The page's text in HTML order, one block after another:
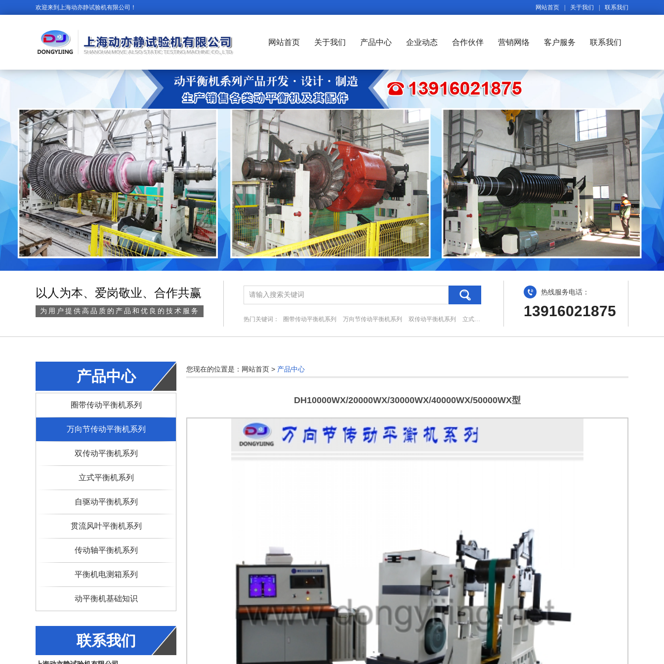
欢迎来到上海动亦静试验机有限公司！ 网站首页 关于我们 联系我们
网站首页 关于我们 产品中心 企业动态 合作伙伴 营销网络 客户服务 联系我们
以人为本、爱岗敬业、合作共赢
为用户提供高品质的产品和优良的技术服务
热门关键词： 圈带传动平衡机系列 万向节传动平衡机系列 双传动平衡机系列 立式平衡机系列
热线服务电话：
13916021875
产品中心
圈带传动平衡机系列
万向节传动平衡机系列
双传动平衡机系列
立式平衡机系列
自驱动平衡机系列
贯流风叶平衡机系列
传动轴平衡机系列
平衡机电测箱系列
动平衡机基础知识
联系我们
您现在的位置是：网站首页 > 产品中心
DH10000WX/20000WX/30000WX/40000WX/50000WX型